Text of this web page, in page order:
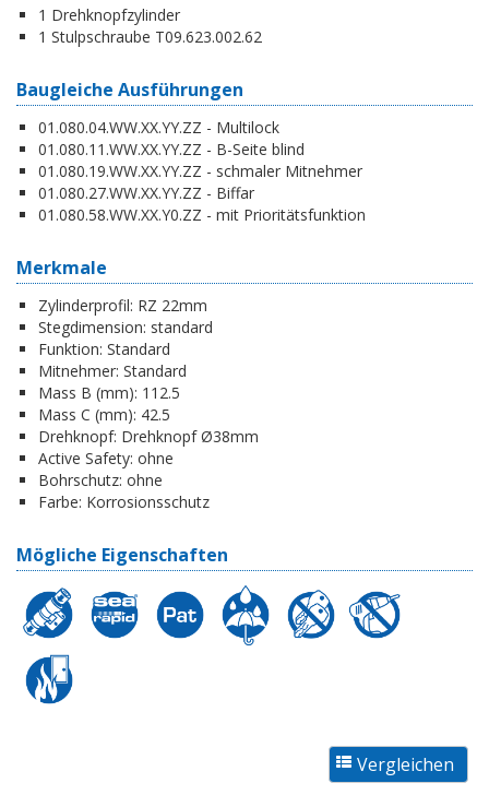
1 Drehknopfzylinder
1 Stulpschraube T09.623.002.62
Baugleiche Ausführungen
01.080.04.WW.XX.YY.ZZ - Multilock
01.080.11.WW.XX.YY.ZZ - B-Seite blind
01.080.19.WW.XX.YY.ZZ - schmaler Mitnehmer
01.080.27.WW.XX.YY.ZZ - Biffar
01.080.58.WW.XX.Y0.ZZ - mit Prioritätsfunktion
Merkmale
Zylinderprofil: RZ 22mm
Stegdimension: standard
Funktion: Standard
Mitnehmer: Standard
Mass B (mm): 112.5
Mass C (mm): 42.5
Drehknopf: Drehknopf Ø38mm
Active Safety: ohne
Bohrschutz: ohne
Farbe: Korrosionsschutz
Mögliche Eigenschaften